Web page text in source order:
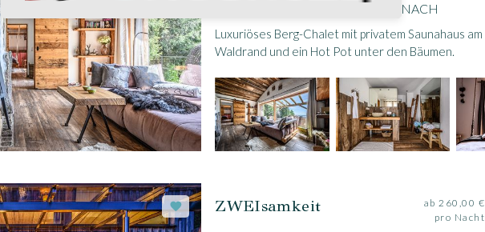
BAYERISCHER WALD - SCHÖLLNACH
Luxuriöses Berg-Chalet mit privatem Saunahaus am
Waldrand und ein Hot Pot unter den Bäumen.
ZWEIsamkeit
ab 260,00 €
pro Nacht